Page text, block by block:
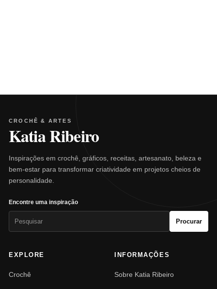
CROCHÊ & ARTES
Katia Ribeiro
Inspirações em crochê, gráficos, receitas, artesanato, beleza e
bem-estar para transformar criatividade em projetos cheios de
personalidade.
Encontre uma inspiração
Procurar
EXPLORE
Crochê
INFORMAÇÕES
Sobre Katia Ribeiro